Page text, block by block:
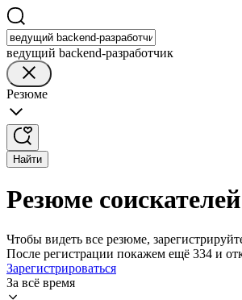
ведущий backend-разработчик
Резюме
Найти
Резюме
Чтобы видеть все резюме,
После регистрации покажем ещё 334 и
Зарегистрироваться
За всё время